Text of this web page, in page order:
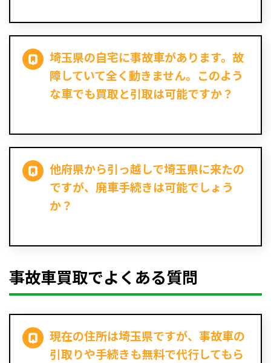
埼玉県の自宅に事故車があります。故
障していて全く動きません。このよう
な車でも買取と引取は可能ですか？
他府県から引っ越しで埼玉県に来たの
ですが、廃車手続きは可能でしょう
か？
事故車買取でよくある質問
現在の住所は埼玉県ですが、事故車の
引取りや手続きも無料で代行してもら